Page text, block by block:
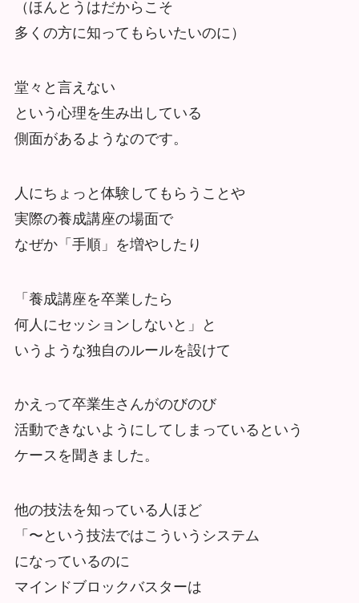
（ほんとうはだからこそ
多くの方に知ってもらいたいのに）
堂々と言えない
という心理を生み出している
側面があるようなのです。
人にちょっと体験してもらうことや
実際の養成講座の場面で
なぜか「手順」を増やしたり
「養成講座を卒業したら
何人にセッションしないと」と
いうような独自のルールを設けて
かえって卒業生さんがのびのび
活動できないようにしてしまっているという
ケースを聞きました。
他の技法を知っている人ほど
「〜という技法ではこういうシステム
になっているのに
マインドブロックバスターは